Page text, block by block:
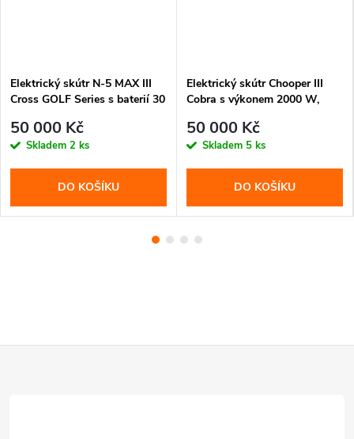
Elektrický skútr N-5 MAX III
Cross GOLF Series s baterií 30
Ideální pro golfová hřiště,
areály i pohodlnou jízdu.
50 000 Kč
Skladem 2 ks
DO KOŠÍKU
Elektrický skútr Chooper III
Cobra s výkonem 2000 W,
km/h. Stylový chooper design,
stabilní a pohodlná jízda.
50 000 Kč
Skladem 5 ks
DO KOŠÍKU